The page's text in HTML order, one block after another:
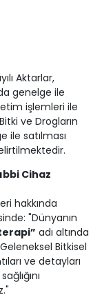
Aktarlar,
genelge ile
işlemleri ile
ve Drogların
ile satılması
Cihaz
hakkında
"Dünyanın
adı altında
Bitkisel
ve detayları